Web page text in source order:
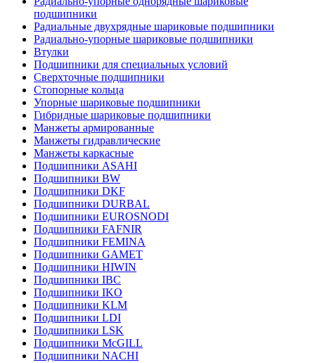
подшипники
Радиальные двухрядные шариковые подшипники
Радиально-упорные шариковые подшипники
Втулки
Подшипники для специальных условий
Сверхточные подшипники
Стопорные кольца
Упорные шариковые подшипники
Гибридные шариковые подшипники
Манжеты армированные
Манжеты гидравлические
Манжеты каркасные
Подшипники ASAHI
Подшипники BW
Подшипники DKF
Подшипники DURBAL
Подшипники EUROSNODI
Подшипники FAFNIR
Подшипники FEMINA
Подшипники GAMET
Подшипники HIWIN
Подшипники IBC
Подшипники IKO
Подшипники KLM
Подшипники LDI
Подшипники LSK
Подшипники McGILL
Подшипники NACHI